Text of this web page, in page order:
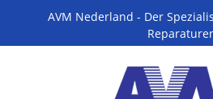
AVM Nederland - Der